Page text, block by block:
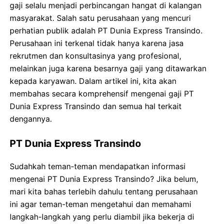
gaji selalu menjadi perbincangan hangat di kalangan
masyarakat. Salah satu perusahaan yang mencuri
perhatian publik adalah PT Dunia Express Transindo.
Perusahaan ini terkenal tidak hanya karena jasa
rekrutmen dan konsultasinya yang profesional,
melainkan juga karena besarnya gaji yang ditawarkan
kepada karyawan. Dalam artikel ini, kita akan
membahas secara komprehensif mengenai gaji PT
Dunia Express Transindo dan semua hal terkait
dengannya.
PT Dunia Express Transindo
Sudahkah teman-teman mendapatkan informasi
mengenai PT Dunia Express Transindo? Jika belum,
mari kita bahas terlebih dahulu tentang perusahaan
ini agar teman-teman mengetahui dan memahami
langkah-langkah yang perlu diambil jika bekerja di